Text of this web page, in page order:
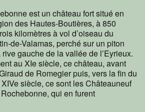
est un château fort situé en
des Hautes-Boutières, à 850
kilomètres à vol d’oiseau du
de-Valamas, perché sur un piton
gauche de la vallée de l’Eyrieux.
au XIe siècle, ce château, avant
de Romegier puis, vers la fin du
siècle, ce sont les Châteauneuf
qui en furent